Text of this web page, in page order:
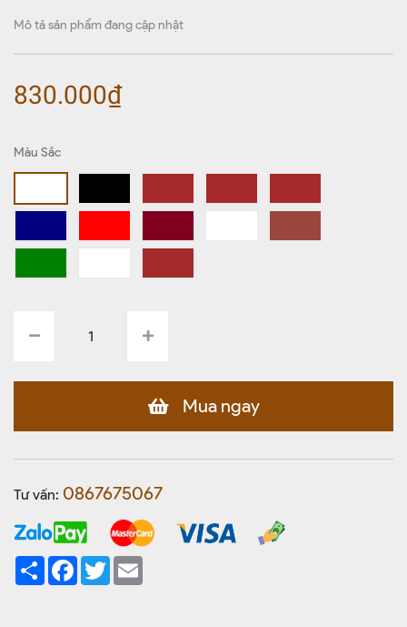
Mô tả sản phẩm đang cập nhật
830.000₫
Màu Sắc
Mua ngay
Tư vấn: 0867675067
Share Facebook
Twitter